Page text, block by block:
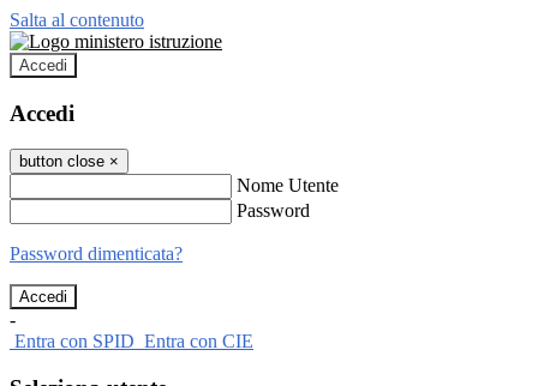
Salta al contenuto
Accedi
Accedi
button close ×
Nome Utente
Password
Password dimenticata?
-
Entra con SPID Entra con CIE